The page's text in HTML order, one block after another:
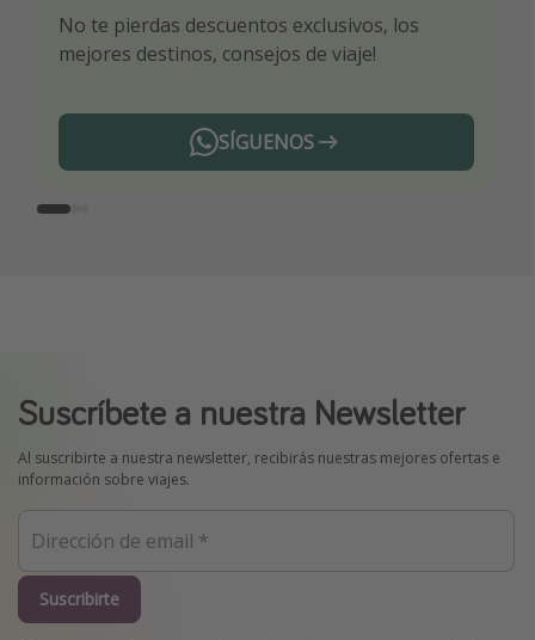
No te pierdas descuentos exclusivos, los
mejores destinos, consejos de viaje!
SÍGUENOS
Sé el primero en reservar nuestros chollazos
¡Recibe las mejores ofertas seleccionadas para
ti por nuestros expertos en viajes
Telegram
Suscríbete a nuestra Newsletter
Al suscribirte a nuestra newsletter, recibirás nuestras mejores ofertas e
información sobre viajes.
Suscribirte